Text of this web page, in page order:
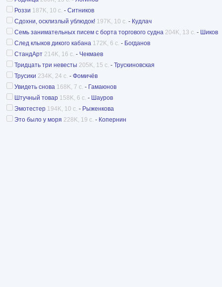
Роззи 187K, 10 с. - Ситников
Сдохни, осклизлый ублюдок! 197K, 10 с. - Кудлач
Семь занимательных писем с борта торгового судна 204K, 13 с. - Шиков
След клыков дикого кабана 172K, 6 с. - Богданов
СтандАрт 214K, 16 с. - Чекмаев
Тридцать три невесты 205K, 15 с. - Трускиновская
Трусики 234K, 24 с. - Фомичёв
Увидеть снова 168K, 7 с. - Гамаюнов
Штучный товар 158K, 6 с. - Шауров
Эмотестер 194K, 10 с. - Рыженкова
Это было у моря 228K, 19 с. - Копернин